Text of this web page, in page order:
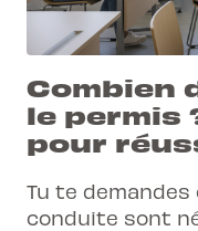
Combien
le permis
pour
Tu te demandes
conduite sont